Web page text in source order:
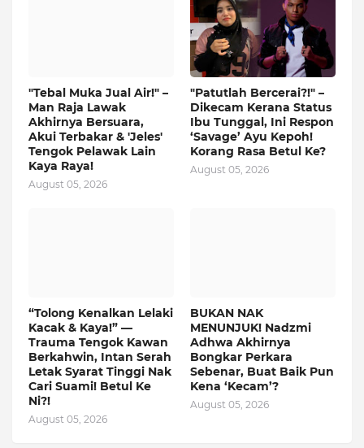
"Tebal Muka Jual Air!" –
Man Raja Lawak
Akhirnya Bersuara,
Akui Terbakar & 'Jeles'
Tengok Pelawak Lain
Kaya Raya!
August 05, 2026
"Patutlah Bercerai?!" –
Dikecam Kerana Status
Ibu Tunggal, Ini Respon
‘Savage’ Ayu Kepoh!
Korang Rasa Betul Ke?
August 05, 2026
“Tolong Kenalkan Lelaki
Kacak & Kaya!” —
Trauma Tengok Kawan
Berkahwin, Intan Serah
Letak Syarat Tinggi Nak
Cari Suami! Betul Ke
Ni?!
August 05, 2026
BUKAN NAK
MENUNJUK! Nadzmi
Adhwa Akhirnya
Bongkar Perkara
Sebenar, Buat Baik Pun
Kena ‘Kecam’?
August 05, 2026